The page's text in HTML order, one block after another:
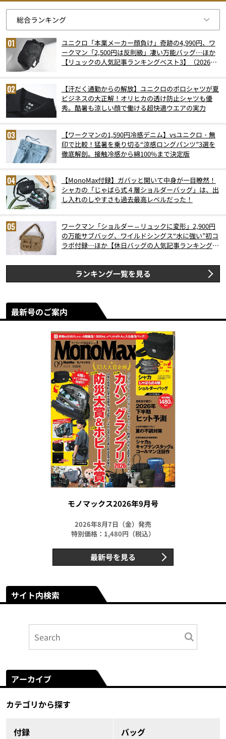
ユニクロ「本業メーカー顔負け」奇跡の4,990円、ワ
ークマン「2,500円は反則級」凄い万能バッグ…ほか
【リュックの人気記事ランキングベスト3】（2026年
【汗だく通勤からの解放】ユニクロのポロシャツが夏
ビジネスの大正解！オリヒカの透け防止シャツも優
秀。酷暑も涼しい顔で働ける超快適ウエアの実力
【ワークマンの1,590円冷感デニム】vsユニクロ・無
印で比較！猛暑を乗り切る“涼感ロングパンツ”3選を
徹底解剖。接触冷感から綿100%まで決定版
【MonoMax付録】ガバッと開いて中身が一目瞭然！
シャカの「じゃばら式４層ショルダーバッグ」は、出
し入れのしやすさも過去最高レベルだった！
ワークマン「ショルダー⇔リュックに変形」2,900円
の万能サブバッグ、ワイルドシングス“水に強い”初コ
ラボ付録…ほか【休日バッグの人気記事ランキングベ
ランキング一覧を見る
最新号のご案内
モノマックス2026年9月号
2026年8月7日（金）発売
特別価格：1,480円（税込）
最新号を見る
サイト内検索
アーカイブ
カテゴリから探す
付録 バッグ